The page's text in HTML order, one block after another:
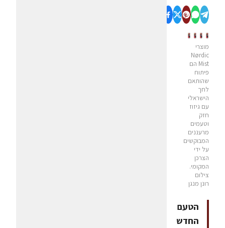
מוצרי
Nørdic
Mist הם
פיתוח
שהותאם
לחך
הישראלי
עם גיזוז
חזק
וטעמים
מרעננים
המבוקשים
על ידי
הצרכן
המקומי.
צילום
רונן מנגן
הטעם
החדש